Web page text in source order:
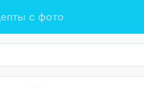
с фото